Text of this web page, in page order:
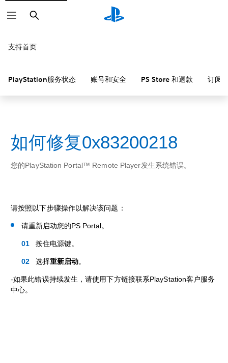
搜
索
支持首页
PlayStation服务状态 账号和安全 PS Store 和退款 订阅
如何修复0x83200218
您的PlayStation Portal™ Remote Player发生系统错误。
请按照以下步骤操作以解决该问题：
请重新启动您的PS Portal。
按住电源键。
选择重新启动。
-如果此错误持续发生，请使用下方链接联系PlayStation客户服务
中心。